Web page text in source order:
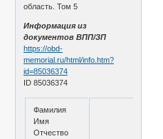
область. Том 5
Информация из
документов ВПП/ЗП
https://obd-
memorial.ru/html/info.htm?
id=85036374
ID 85036374
Фамилия
Имя
Отчество